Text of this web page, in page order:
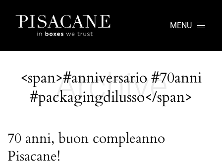
MENU
Archive
<span>#anniversario #70anni
#packagingdilusso</span>
70 anni, buon compleanno
Pisacane!